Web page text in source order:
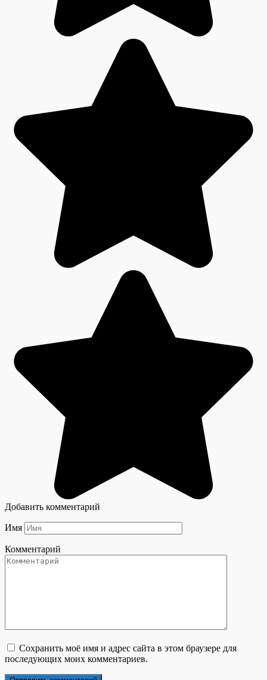
Добавить комментарий
Имя
Комментарий
Сохранить моё имя и адрес сайта в этом браузере для
последующих моих комментариев.